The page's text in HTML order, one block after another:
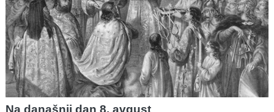
Na današnji dan 8. avgust